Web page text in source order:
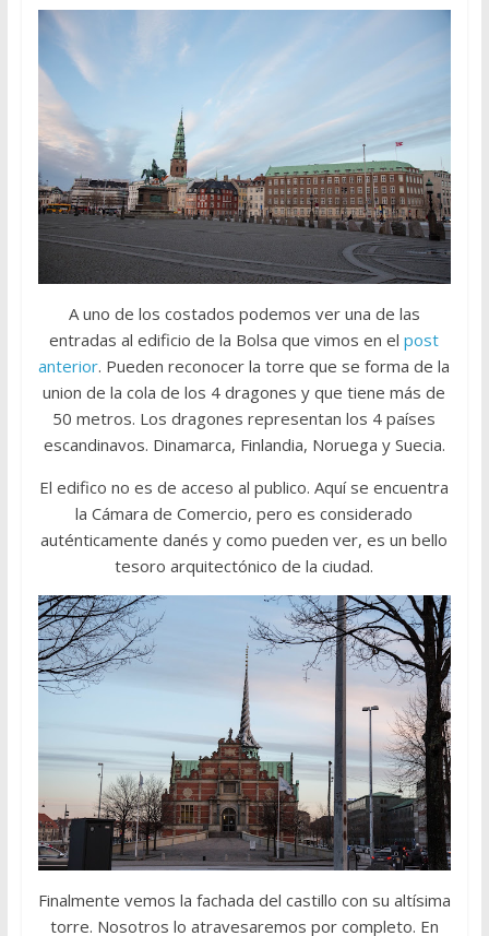
A uno de los costados podemos ver una de las
entradas al edificio de la Bolsa que vimos en elpost
anterior. Pueden reconocer la torre que se forma de la
union de la cola de los 4 dragones y que tiene más de
50 metros. Los dragones representan los 4 países
escandinavos. Dinamarca, Finlandia, Noruega y Suecia.
El edifico no es de acceso al publico. Aquí se encuentra
la Cámara de Comercio, pero es considerado
auténticamente danés y como pueden ver, es un bello
tesoro arquitectónico de la ciudad.
Finalmente vemos la fachada del castillo con su altísima
torre. Nosotros lo atravesaremos por completo. En